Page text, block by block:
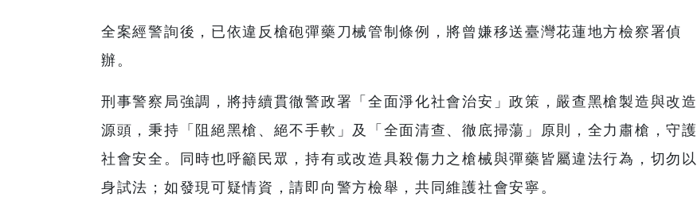
全案經警詢後，已依違反槍砲彈藥刀械管制條例，將曾嫌移送臺灣花蓮地方檢察署偵
辦。
刑事警察局強調，將持續貫徹警政署「全面淨化社會治安」政策，嚴查黑槍製造與改造
源頭，秉持「阻絕黑槍、絕不手軟」及「全面清查、徹底掃蕩」原則，全力肅槍，守護
社會安全。同時也呼籲民眾，持有或改造具殺傷力之槍械與彈藥皆屬違法行為，切勿以
身試法；如發現可疑情資，請即向警方檢舉，共同維護社會安寧。